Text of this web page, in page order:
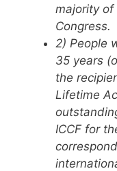
majority of
Congress.
2) People
35 years
the
Lifetime
ICCF for